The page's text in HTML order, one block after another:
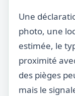
Une
photo, une
estimée, le
proximité
des pièges
mais le